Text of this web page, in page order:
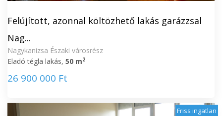
Felújított, azonnal költözhető lakás garázzsal
Nag...
Nagykanizsa Északi városrész
Eladó tégla lakás, 50 m2
26 900 000 Ft
Friss ingatlan